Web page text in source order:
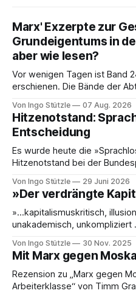
Marx' Exzerpte zur
Grundeigentums in
aber wie lesen?
Vor wenigen Tagen ist Band
erschienen. Die Bände der
und Marginalien umfassen,
online publiziert, ebenso die
einerseits grandios, denn die
Von Ingo Stützle 07 Aug. 2026
Hitzenotstand:
Entscheidung
Es wurde heute die
Hitzenotstand bei der
DLF. In den 1960er-Jahren
das Konzept der »Nicht-
wie in einer Gesellschaft und
Sachverhalte verhandelt
Von Ingo Stützle 29 Juni 2026
»Der verdrängte
»…kapitalismuskritisch,
unakademisch,
Besprechung von Sebastian
kuratierten und
Kapitalismus«, der gerade
Danke an den großartigen
Von Ingo Stützle 30 Nov. 2025
Mit Marx gegen
Rezension zu „Marx gegen
Arbeiterklasse“ von Timm Graßmann Der